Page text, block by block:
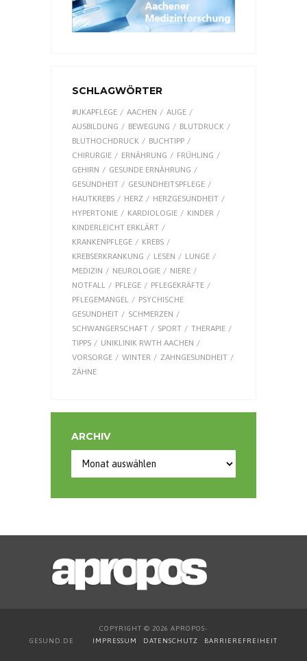
SCHLAGWÖRTER
#UKAPFLEGE AACHEN
AUGE
AUSBILDUNG
BEWEGUNG
BLUTDRUCK
BLUTHOCHDRUCK
BUCHTIPP
CHIRURGIE
ERNÄHRUNG
FRÜHLING
GEHIRN
GESUNDE ERNÄHRUNG
GESUNDHEIT
GESUNDHEITSPFLEGE
HAUTKREBS
HERZ
HERZGESUNDHEIT
HYPERTONIE
KARDIOLOGIE
KINDER
KINDERLEICHT ERKLÄRT
KRANKENPFLEGE
KREBS
KREBSERKRANKUNG
LESEN
LUNGE
MEDIZIN
NEUROLOGIE
NIERE
NOTFALL
PFLEGE
PFLEGEKRÄFTE
PFLEGEMANGEL
PSYCHISCHE
GESUNDHEIT
SCHMERZEN
SCHWANGERSCHAFT
SPORT
THERAPIE
TIPPS
UNIKLINIK RWTH AACHEN
VORSORGE
WINTER
ZAHNGESUNDHEIT
ZÄHNE
ARCHIV
COPYRIGHT © 2026 APROPOS-
GESUND.DE IMPRESSUM DATENSCHUTZ BARRIEREFREIHEIT